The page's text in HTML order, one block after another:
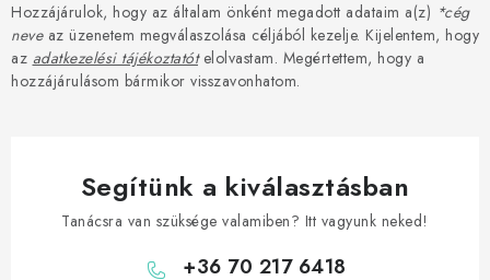
Hozzájárulok, hogy az általam önként megadott adataim a(z) *cég
neveaz üzenetem megválaszolása céljából kezelje. Kijelentem, hogy
az adatkezelési tájékoztatótelolvastam. Megértettem, hogy a
hozzájárulásom bármikor visszavonhatom.
Segítünk a kiválasztásban
Tanácsra van szüksége valamiben? Itt vagyunk neked!
+36 70 217 6418